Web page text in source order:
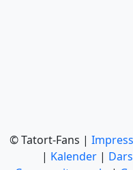
© Tatort-Fans |
| Kalender |